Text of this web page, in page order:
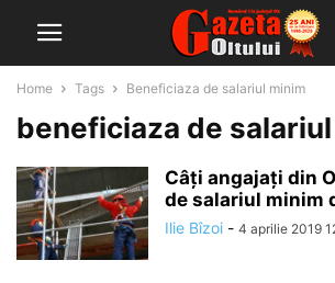
Home Tags Beneficiaza de salariul minim
beneficiaza de
Câți angajați din
de salariul minim
Ilie Bîzoi - 4 aprilie 2019